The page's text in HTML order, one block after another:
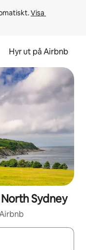
Visa
Hyr ut på Airbnb
Sydney
med upp- och